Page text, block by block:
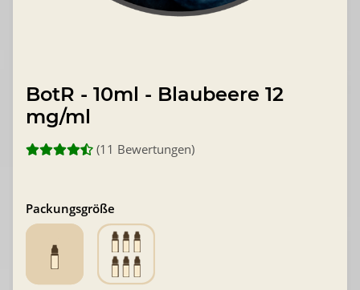
BotR - 10ml - Blaubeere 12
mg/ml
(11 Bewertungen)
Packungsgröße